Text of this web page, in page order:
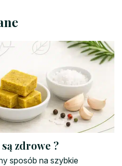
zdrowe ?
sposób na szybkie